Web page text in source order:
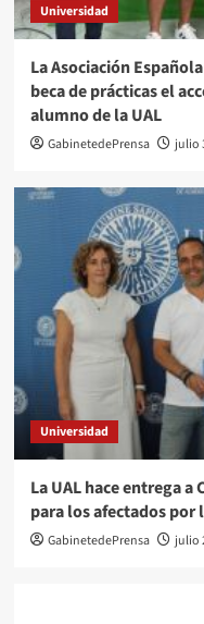
Universidad
La Asociación
beca de prácticas el
alumno de la UAL
GabinetedePrensa julio
Universidad
La UAL hace entrega
para los afectados por
GabinetedePrensa julio